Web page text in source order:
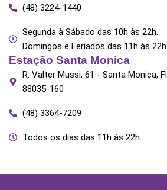
(48) 3224-1440
Segunda à Sábado das 10h às 22h.
Domingos e Feriados das 11h às 22h.
Estação Santa Monica
R. Valter Mussi, 61 - Santa Monica,
88035-160
(48) 3364-7209
Todos os dias das 11h às 22h.​